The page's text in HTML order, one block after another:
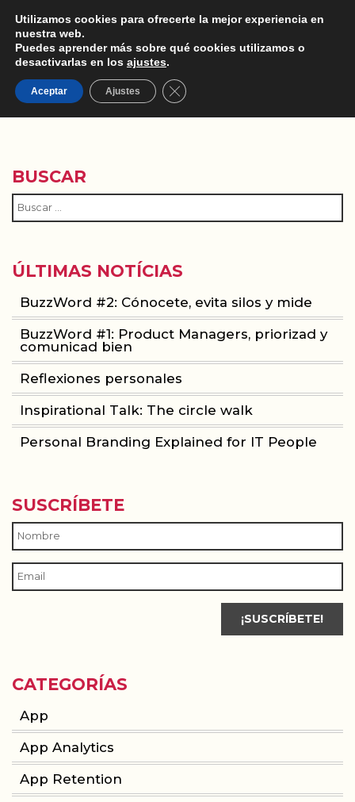
PUBLICITARIA
BUSCAR
ÚLTIMAS NOTÍCIAS
BuzzWord #2: Cónocete, evita silos y mide
BuzzWord #1: Product Managers, priorizad y
comunicad bien
Reflexiones personales
Inspirational Talk: The circle walk
Personal Branding Explained for IT People
SUSCRÍBETE
CATEGORÍAS
App
App Analytics
App Retention
Utilizamos cookies para ofrecerte la mejor experiencia en
nuestra web.
Puedes aprender más sobre qué cookies utilizamos o
desactivarlas en los ajustes.
Aceptar Ajustes Cerrar el banner de cookies RGPD